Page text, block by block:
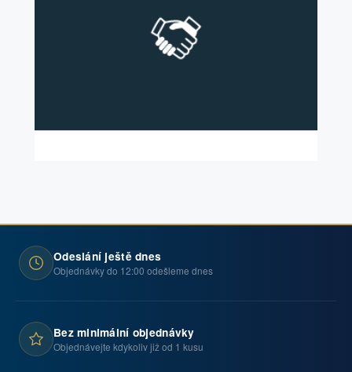
Odeslání ještě dnes
Objednávky do 12:00 odešleme dnes
Bez minimální objednávky
Objednávejte kdykoliv již od 1 kusu